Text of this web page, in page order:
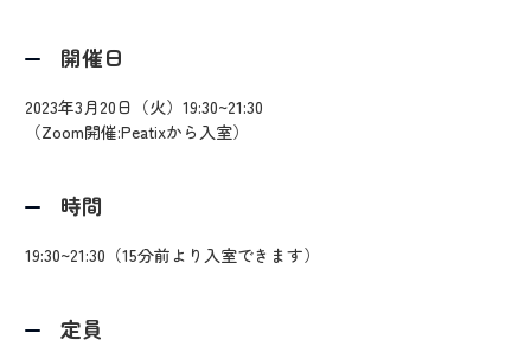
開催日
2023年3月20日（火）19:30~21:30
（Zoom開催:Peatixから入室）
時間
19:30~21:30（15分前より入室できます）
定員